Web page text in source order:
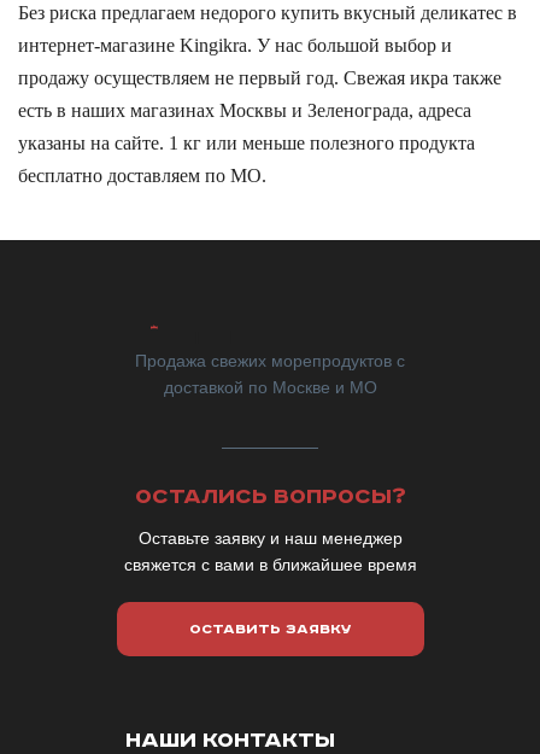
Без риска предлагаем недорого купить вкусный деликатес в
интернет-магазине Kingikra. У нас большой выбор и
продажу осуществляем не первый год. Свежая икра также
есть в наших магазинах Москвы и Зеленограда, адреса
указаны на сайте. 1 кг или меньше полезного продукта
бесплатно доставляем по МО.
Продажа свежих морепродуктов с
доставкой по Москве и МО
ОСТАЛИСЬ ВОПРОСЫ?
Оставьте заявку и наш менеджер
свяжется с вами в ближайшее время
ОСТАВИТЬ ЗАЯВКУ
НАШИ КОНТАКТЫ